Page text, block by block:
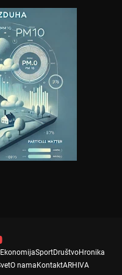
EkonomijaSportDruštvoHronika
O nama KontaktARHIVA